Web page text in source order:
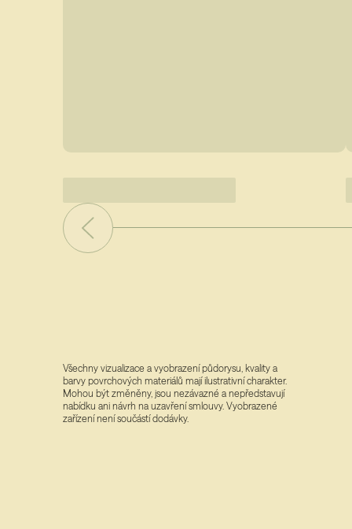
Všechny vizualizace a vyobrazení půdorysu, kvality a
barvy povrchových materiálů mají ilustrativní charakter.
Mohou být změněny, jsou nezávazné a nepředstavují
nabídku ani návrh na uzavření smlouvy. Vyobrazené
zařízení není součástí dodávky.